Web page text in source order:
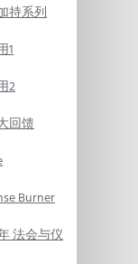
持系列
1
2
回馈
Burner
法会与仪